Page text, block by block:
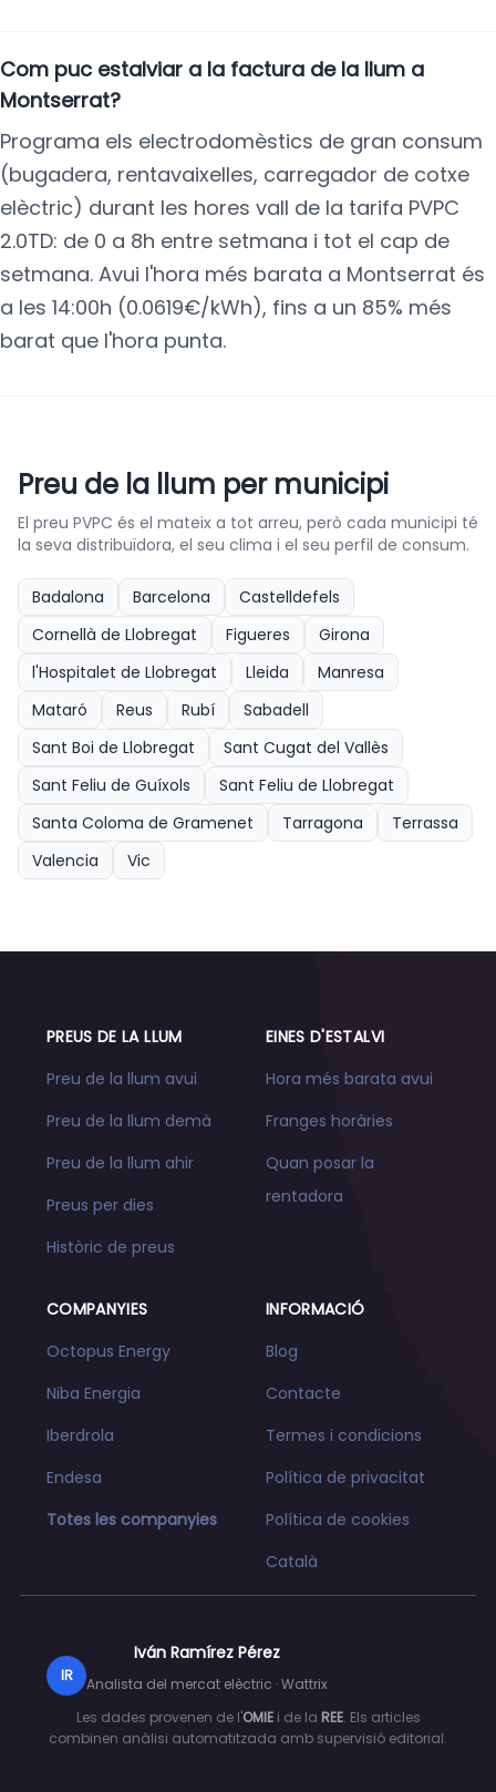
Com puc estalviar a la factura de la llum a
Montserrat?
Programa els electrodomèstics de gran consum
(bugadera, rentavaixelles, carregador de cotxe
elèctric) durant les hores vall de la tarifa PVPC
2.0TD: de 0 a 8h entre setmana i tot el cap de
setmana. Avui l'hora més barata a Montserrat és
a les 14:00h (0.0619€/kWh), fins a un 85% més
barat que l'hora punta.
Preu de la llum per municipi
El preu PVPC és el mateix a tot arreu, però cada municipi té
la seva distribuïdora, el seu clima i el seu perfil de consum.
Badalona Barcelona
Castelldefels
Cornellà de Llobregat
Figueres
Girona
l'Hospitalet de Llobregat
Lleida
Manresa
Mataró
Reus Rubí
Sabadell
Sant Boi de Llobregat
Sant Cugat del Vallès
Sant Feliu de Guíxols
Sant Feliu de Llobregat
Santa Coloma de Gramenet
Tarragona
Terrassa
Valencia
Vic
PREUS DE LA LLUM
Preu de la llum avui
Preu de la llum demà
Preu de la llum ahir
Preus per dies
Històric de preus
EINES D'ESTALVI
Hora més barata avui
Franges horàries
Quan posar la
rentadora
COMPANYIES
Octopus Energy
Niba Energia
Iberdrola
Endesa
Totes les companyies
INFORMACIÓ
Blog
Contacte
Termes i condicions
Política de privacitat
Política de cookies
Català
IR
Iván Ramírez Pérez
Analista del mercat elèctric · Wattrix
Les dades provenen de l'OMIEi de la REE. Els articles
combinen anàlisi automatitzada amb supervisió editorial.